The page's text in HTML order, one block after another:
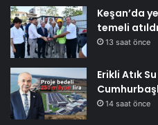
Keşan’da
temeli atıldı
13 saat önce
Erikli Atık
14 saat önce